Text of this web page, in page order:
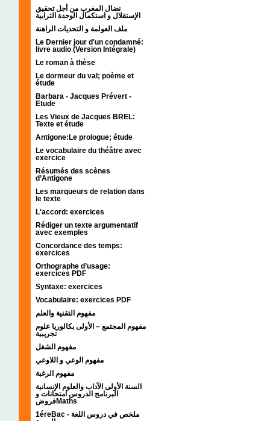
نضال المغرب من أجل تحقيق
الإستقلال و استكمال الوحدة الترابية
ملف العولمة و التحديات الراهنة
Le Dernier jour d'un condamné:
livre audio (Version Intégrale)
Le roman à thèse
Le dormeur du val; poème et
étude
Barbara - Jacques Prévert -
Etude
Les Vieux de Jacques BREL:
Texte et étude
Antigone:Le prologue; étude
Le vocabulaire du théâtre avec
exercice
Résumés des scènes
d’Antigone
Les marqueurs de relation dans
le texte
L'accord: exercices
Rédiger un texte argumentatif
avec exemples
Concordance des temps:
exercices
Orthographe d’usage:
exercices PDF
Syntaxe: exercices
Vocabulaire: exercices PDF
مفهوم التقنية والعلم
مفهوم المجتمع – الأولى بكالوريا علوم
تجريبية
مفهوم الشغل
مفهوم الوعي و اللاوعي
مفهوم الرغبة
السنة الأولى الآداب والعلوم الإنسانية
البرنامج الدروس امتحانات و
فروضMaths
1éreBac - ملخص في دروس اللغة